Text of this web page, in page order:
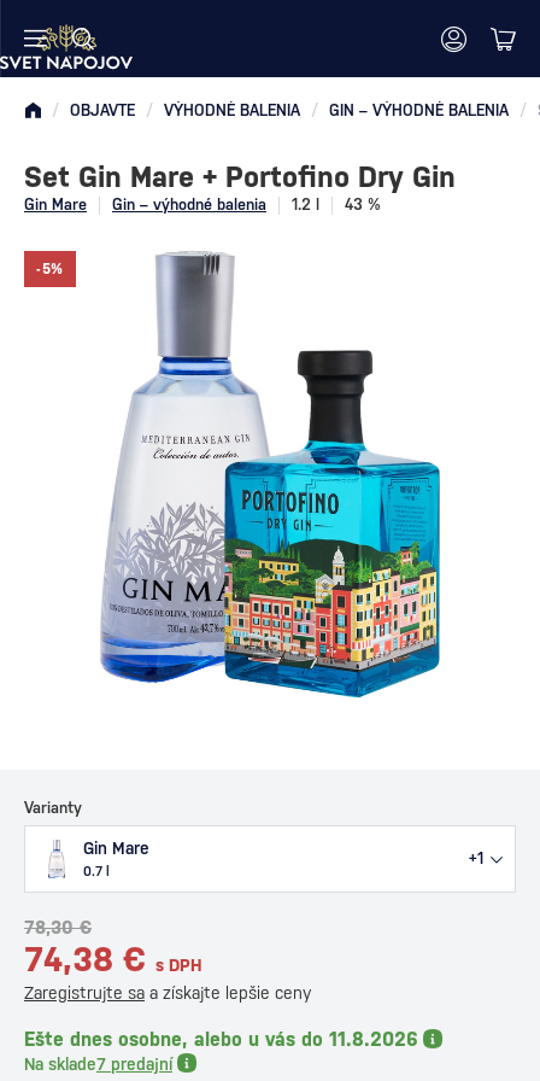
/ OBJAVTE / VÝHODNÉ BALENIA / GIN – VÝHODNÉ BALENIA /
-5%
Gin Mare Gin – výhodné balenia 1.2 l 43 %
Set Gin Mare + Portofino Dry Gin
Varianty
Gin Mare
0.7 l
+1
78,30 €
74,38 € s DPH
Zaregistrujte sa a získajte lepšie ceny
Ešte dnes osobne, alebo u vás do 11.8.2026
Na sklade7 predajní